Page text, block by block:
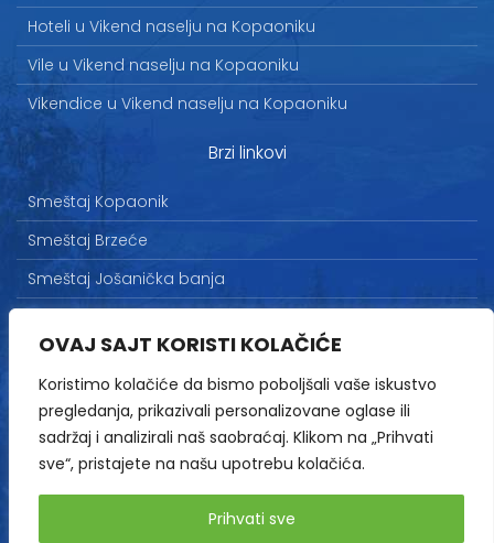
OVAJ SAJT KORISTI KOLAČIĆE
Koristimo kolačiće da bismo poboljšali vaše iskustvo
pregledanja, prikazivali personalizovane oglase ili
sadržaj i analizirali naš saobraćaj. Klikom na „Prihvati
sve“, pristajete na našu upotrebu kolačića.
Prihvati sve
Hoteli u Vikend naselju na Kopaoniku
Vile u Vikend naselju na Kopaoniku
Vikendice u Vikend naselju na Kopaoniku
Brzi linkovi
Smeštaj Kopaonik
Smeštaj Brzeće
Smeštaj Jošanička banja
Marketing
Politika privatnosti
Kontakt
Sva prava zadržana / All rights reserved